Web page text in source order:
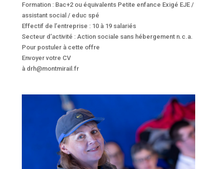
Formation : Bac+2 ou équivalents Petite enfance Exigé EJE /
assistant social / educ spé
Effectif de l’entreprise : 10 à 19 salariés
Secteur d’activité : Action sociale sans hébergement n.c.a.
Pour postuler à cette offre
Envoyer votre CV
à drh@montmirail.fr